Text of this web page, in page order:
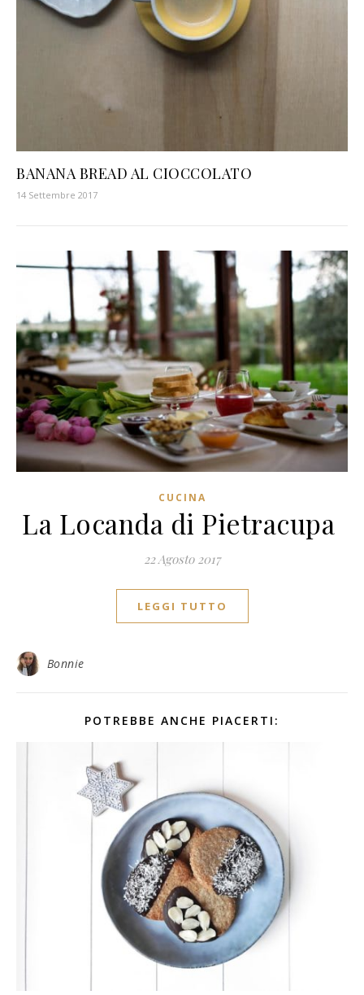
BANANA BREAD AL CIOCCOLATO
14 Settembre 2017
CUCINA
La Locanda di Pietracupa
22 Agosto 2017
LEGGI TUTTO
Bonnie
POTREBBE ANCHE PIACERTI: